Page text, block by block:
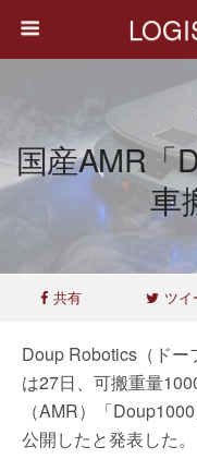
国産AMR「
車
共有 ツイ
Doup Robotics（ドー
は27日、可搬重量
（AMR）「
公開したと発表した。